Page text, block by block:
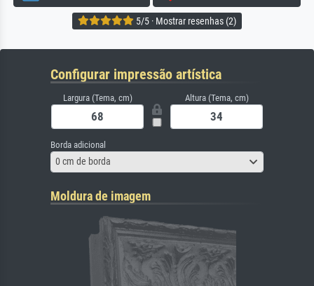
5/5 · Mostrar resenhas (2)
Configurar impressão artística
Largura (Tema, cm) Altura (Tema, cm)
Borda adicional
0 cm de borda
Moldura de imagem